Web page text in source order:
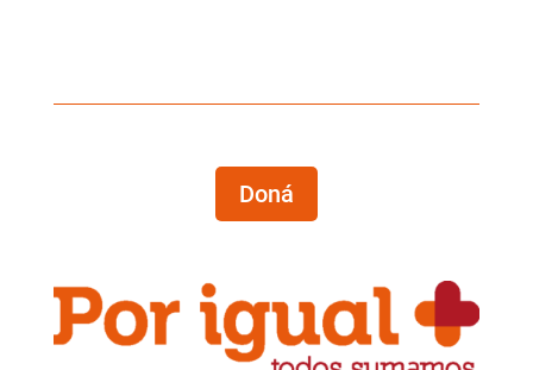
Doná